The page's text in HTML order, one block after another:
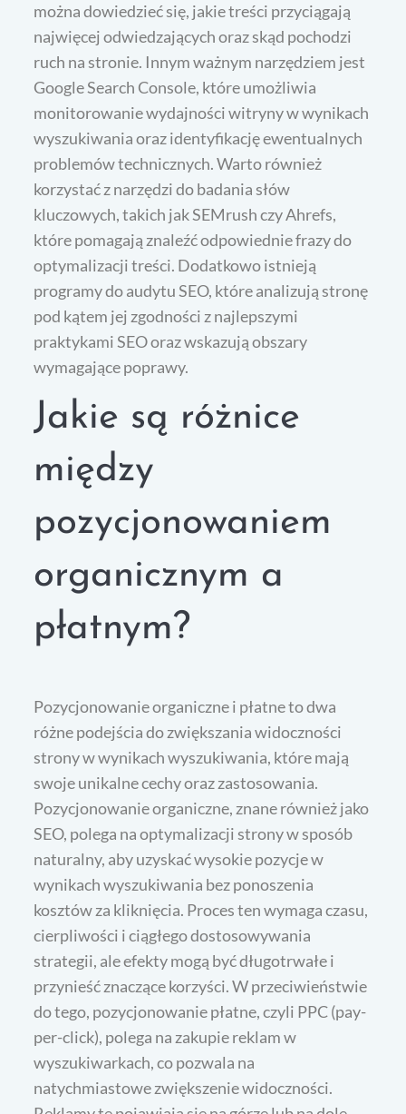
można dowiedzieć się, jakie treści przyciągają
najwięcej odwiedzających oraz skąd pochodzi
ruch na stronie. Innym ważnym narzędziem jest
Google Search Console, które umożliwia
monitorowanie wydajności witryny w wynikach
wyszukiwania oraz identyfikację ewentualnych
problemów technicznych. Warto również
korzystać z narzędzi do badania słów
kluczowych, takich jak SEMrush czy Ahrefs,
które pomagają znaleźć odpowiednie frazy do
optymalizacji treści. Dodatkowo istnieją
programy do audytu SEO, które analizują stronę
pod kątem jej zgodności z najlepszymi
praktykami SEO oraz wskazują obszary
wymagające poprawy.
Jakie są różnice
między
pozycjonowaniem
organicznym a
płatnym?
Pozycjonowanie organiczne i płatne to dwa
różne podejścia do zwiększania widoczności
strony w wynikach wyszukiwania, które mają
swoje unikalne cechy oraz zastosowania.
Pozycjonowanie organiczne, znane również jako
SEO, polega na optymalizacji strony w sposób
naturalny, aby uzyskać wysokie pozycje w
wynikach wyszukiwania bez ponoszenia
kosztów za kliknięcia. Proces ten wymaga czasu,
cierpliwości i ciągłego dostosowywania
strategii, ale efekty mogą być długotrwałe i
przynieść znaczące korzyści. W przeciwieństwie
do tego, pozycjonowanie płatne, czyli PPC (pay-
per-click), polega na zakupie reklam w
wyszukiwarkach, co pozwala na
natychmiastowe zwiększenie widoczności.